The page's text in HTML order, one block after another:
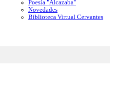
Poesía "Alcazaba"
Novedades
Biblioteca Virtual Cervantes